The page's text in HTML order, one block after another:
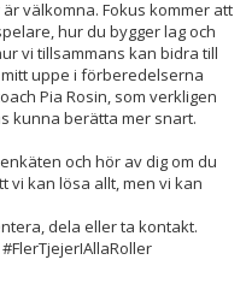
välkomna. Fokus kommer att
hur du bygger lag och
vi tillsammans kan bidra till
uppe i förberedelserna
Pia Rosin, som verkligen
kunna berätta mer snart.
och hör av dig om du
vi kan lösa allt, men vi kan
dela eller ta kontakt.